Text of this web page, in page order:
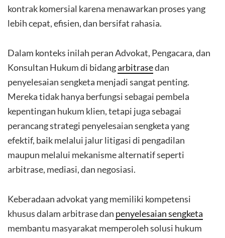
kontrak komersial karena menawarkan proses yang
lebih cepat, efisien, dan bersifat rahasia.
Dalam konteks inilah peran Advokat, Pengacara, dan
Konsultan Hukum di bidangarbitrasedan
penyelesaian sengketa menjadi sangat penting.
Mereka tidak hanya berfungsi sebagai pembela
kepentingan hukum klien, tetapi juga sebagai
perancang strategi penyelesaian sengketa yang
efektif, baik melalui jalur litigasi di pengadilan
maupun melalui mekanisme alternatif seperti
arbitrase, mediasi, dan negosiasi.
Keberadaan advokat yang memiliki kompetensi
khusus dalam arbitrase dan penyelesaian sengketa
membantu masyarakat memperoleh solusi hukum